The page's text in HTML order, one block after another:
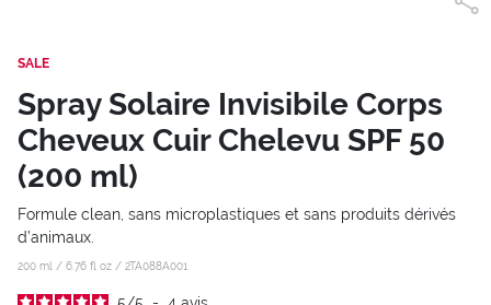
SALE
Spray Solaire Invisibile Corps
Cheveux Cuir Chelevu SPF 50
(200 ml)
Formule clean, sans microplastiques et sans produits dérivés
d’animaux.
200 ml / 6.76 fl oz / 2TA088A001